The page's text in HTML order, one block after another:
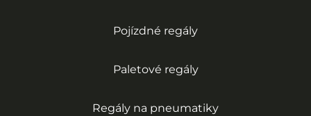
Pojízdné regály
Paletové regály
Regály na pneumatiky